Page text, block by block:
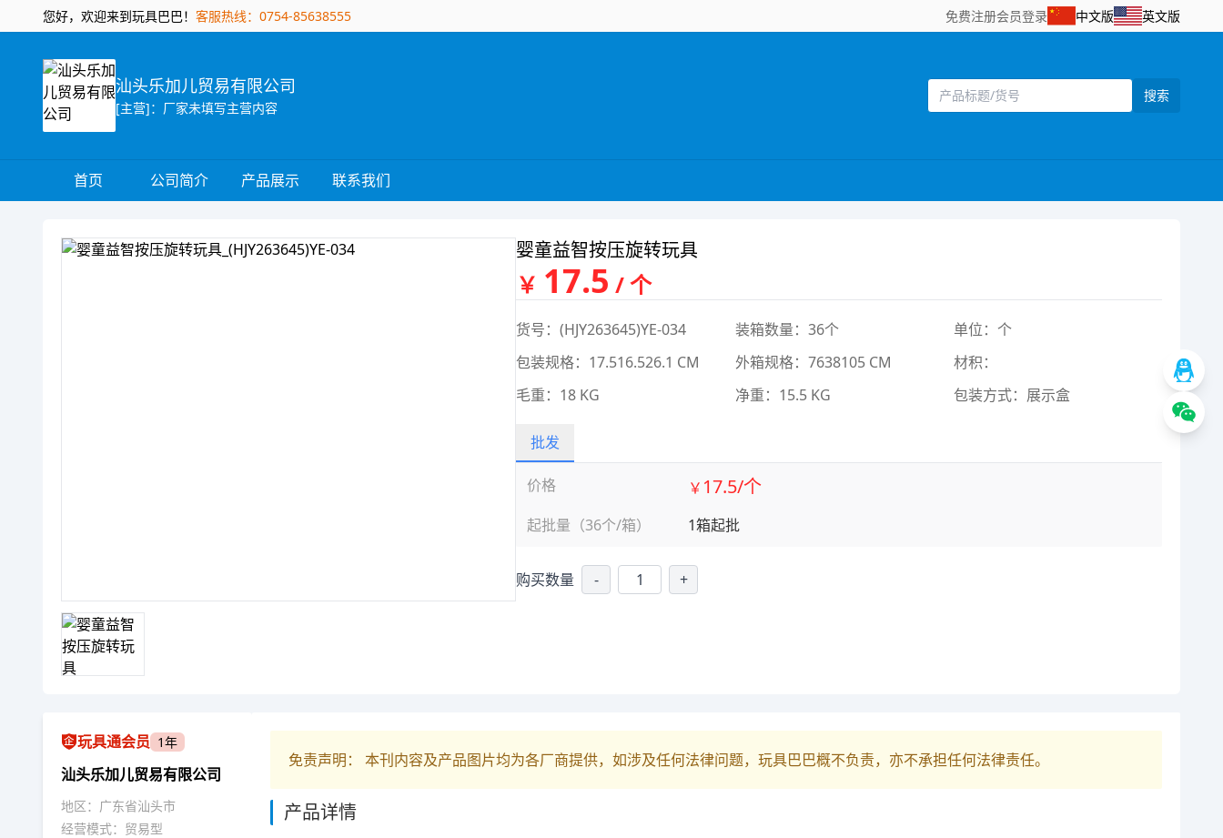
您好，欢迎来到玩具巴巴！ 客服热线：0754-85638555 免费注册会员登录 中文版 英文版
汕头乐加儿贸易有限公司
[主营]：厂家未填写主营内容
搜索
首页 公司简介 产品展示 联系我们
婴童益智按压旋转玩具
￥ 17.5 / 个
货号：(HJY263645)YE-034 装箱数量：36个
单位：个
包装规格：17.516.526.1 CM
外箱规格：7638105 CM
材积：
毛重：18 KG
净重：15.5 KG 包装方式：展示盒
批发
价格
起批量（36个/箱）
￥ 17.5/个
1箱起批
购买数量 - +
玩具通会员 1年
汕头乐加儿贸易有限公司
地区：广东省汕头市
经营模式：贸易型
免责声明： 本刊内容及产品图片均为各厂商提供，如涉及任何法律问题，玩具巴巴概不负责，亦不承担任何法律责任。
产品详情